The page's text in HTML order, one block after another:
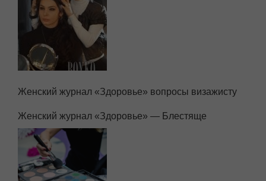
Женский журнал «Здоровье» вопросы визажисту
Женский журнал «Здоровье» — Блестяще